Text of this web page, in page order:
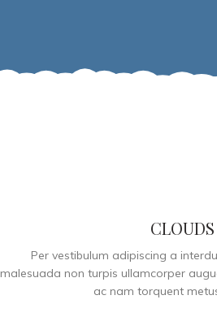
CLOUDS
Per vestibulum adipiscing a
malesuada non turpis ullamcorper
ac nam torquent